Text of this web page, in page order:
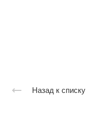
Назад к списку